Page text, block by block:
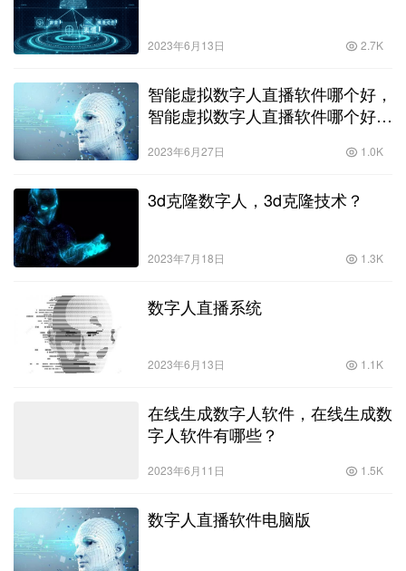
2023年6月13日 2.7K
智能虚拟数字人直播软件哪个好，
智能虚拟数字人直播软件哪个好
2023年6月27日 1.0K
3d克隆数字人，3d克隆技术？
2023年7月18日 1.3K
数字人直播系统
2023年6月13日 1.1K
在线生成数字人软件，在线生成数
字人软件有哪些？
2023年6月11日 1.5K
数字人直播软件电脑版